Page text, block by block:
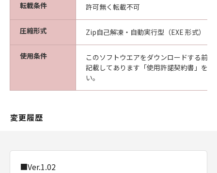
転載条件 許可無く転載不可
圧縮形式 Zip自己解凍・自動実行型（EXE 形式）
使用条件
このソフトウエアをダウンロードする前
記載してあります「使用許諾契約書」を
い。
変更履歴
■Ver.1.02